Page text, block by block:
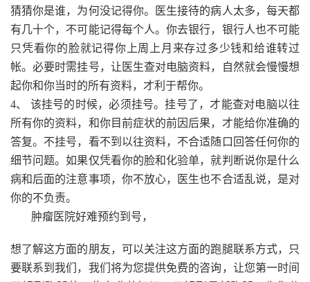
猜猜你是谁，为何没记得你。医生接待的病人太多，每天都
有几十个，不可能记得每个人。你去银行，银行人也不可能
只凭看你的脸就记得你上周上月来存过多少钱和给谁转过
帐。必要时需挂号，让医生查对电脑资料，自然就会慢慢想
起你和你当时的所有资料，才利于帮你。
4、 该挂号的时候，必须挂号。挂号了，才能查对电脑以往
所有你的资料，和你目前症状的前因后果，才能给你准确的
答复。不挂号，看不到以往资料，不合适随口回答任何你的
细节问题。如果仅凭看你的脸和化验单，就判断说你是什么
病和后面的注意事项，你不放心，医生也不合适乱说，是对
你的不负责。
肿瘤医院好难预约到号，
想了解这方面的朋友，可以关注这方面的跑腿联系方式，只
要联系到我们，我们将为您提供免费的咨询，让您第一时间